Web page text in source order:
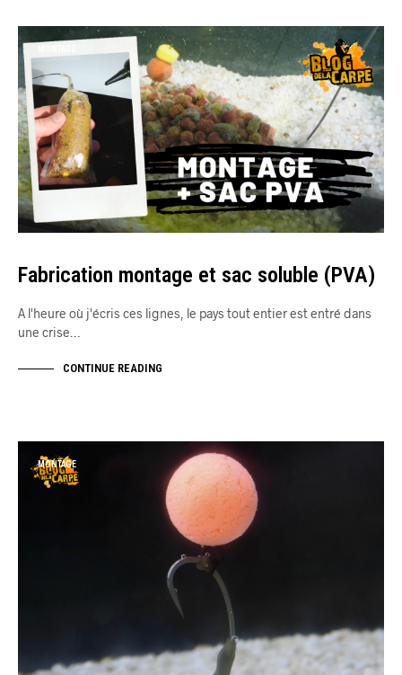
Fabrication montage et sac soluble (PVA)
A l'heure où j'écris ces lignes, le pays tout entier est entré dans
une crise…
CONTINUE READING
MONTAGE